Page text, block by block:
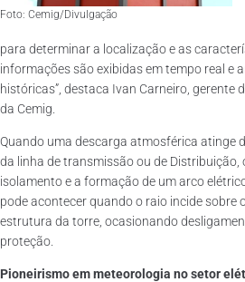
Foto: Cemig/Divulgação
para determinar a localização e as
informações são exibidas em tempo real e
históricas”, destaca Ivan Carneiro, gerente
da Cemig.
Quando uma descarga atmosférica atinge
da linha de transmissão ou de
isolamento e a formação de um arco
pode acontecer quando o raio incide sobre
estrutura da torre, ocasionando
proteção.
Pioneirismo em meteorologia no setor